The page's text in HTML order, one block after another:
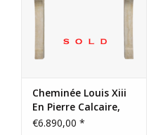
Cheminée Louis Xiii
En Pierre Calcaire,
France
€6.890,00 *